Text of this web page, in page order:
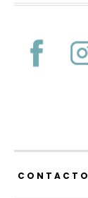
CONTACTO